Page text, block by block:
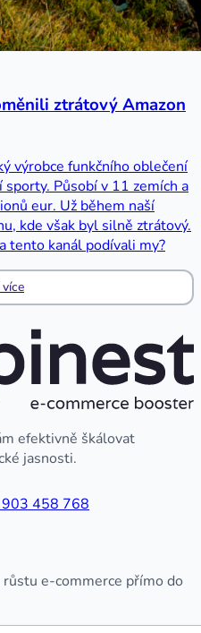
ztrátový Amazon
výrobce funkčního oblečení
Působí v 11 zemích a
eur. Už během naší
kde však byl silně ztrátový.
tento kanál podívali my?
efektivně škálovat
jasnosti.
458 768
e-commerce přímo do